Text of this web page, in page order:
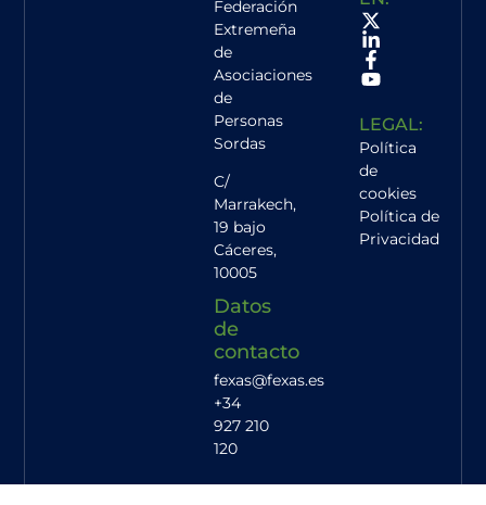
Federación
Extremeña
de
Asociaciones
de
Personas
Sordas
C/
Marrakech,
19 bajo
Cáceres,
10005
Datos
de
contacto
fexas@fexas.es
+34
927 210
120
LEGAL:
Política
de
cookies
Política de
Privacidad